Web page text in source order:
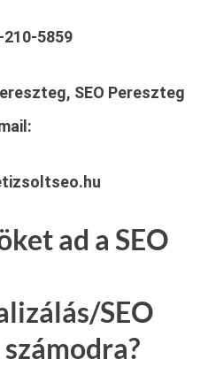
5859
SEO Pereszteg
ad a SEO
SEO